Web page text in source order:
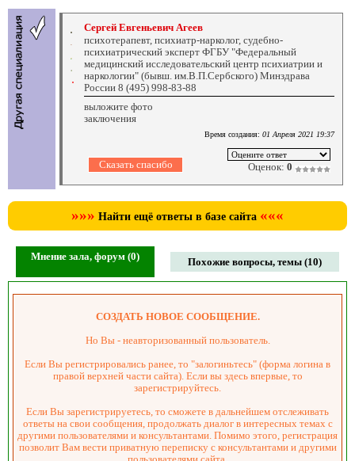
Сергей Евгеньевич Агеев
психотерапевт, психиатр-нарколог, судебно-
психиатрический эксперт ФГБУ "Федеральный
медицинский исследовательский центр психиатрии и
наркологии" (бывш. им.В.П.Сербского) Минздрава
России 8 (495) 998-83-88
выложите фото
заключения
Время создания: 01 Апреля 2021 19:37
Оценок: 0
»»» Найти ещё ответы в базе сайта «««
Мнение зала, форум (0) Похожие вопросы, темы (10)
СОЗДАТЬ НОВОЕ СООБЩЕНИЕ.
Но Вы - неавторизованный пользователь.
Если Вы регистрировались ранее, то "залогиньтесь" (форма логина в
правой верхней части сайта). Если вы здесь впервые, то
зарегистрируйтесь.
Если Вы зарегистрируетесь, то сможете в дальнейшем отслеживать
ответы на свои сообщения, продолжать диалог в интересных темах с
другими пользователями и консультантами. Помимо этого, регистрация
позволит Вам вести приватную переписку с консультантами и другими
пользователями сайта.